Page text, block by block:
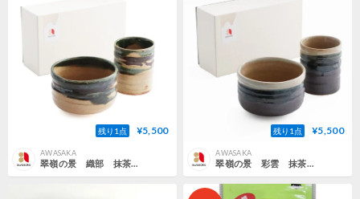
残り1点 ¥5,500
AWASAKA
翠嶺の景 織部 抹茶碗・寿司湯呑セット
残り1点 ¥5,500
AWASAKA
翠嶺の景 彩雲 抹茶碗・寿司湯呑セット